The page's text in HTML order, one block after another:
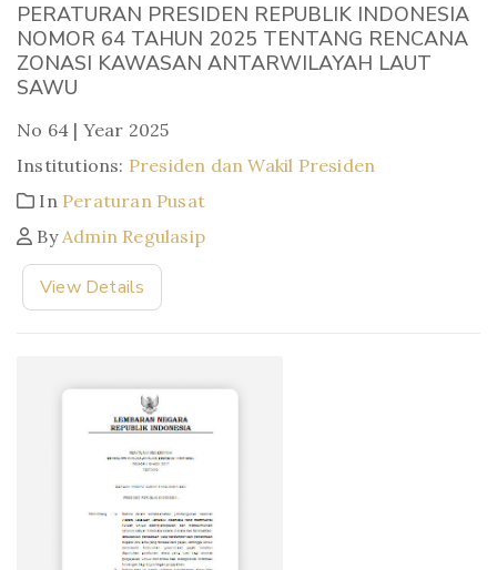
PERATURAN PRESIDEN REPUBLIK INDONESIA
NOMOR 64 TAHUN 2025 TENTANG RENCANA
ZONASI KAWASAN ANTARWILAYAH LAUT
SAWU
No 64 | Year 2025
Institutions: Presiden dan Wakil Presiden
In Peraturan Pusat
ByAdmin Regulasip
View Details